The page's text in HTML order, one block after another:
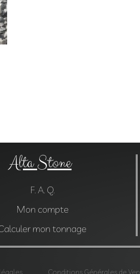
Alta Stone
F. A. Q.
Mon compte
mon tonnage